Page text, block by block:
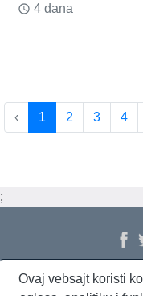
access_time 4 dana
‹ 1 2 3 4
;
Ovaj vebsajt koristi